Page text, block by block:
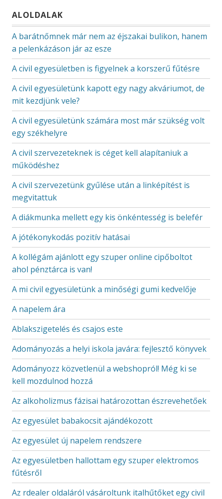
ALOLDALAK
A barátnőmnek már nem az éjszakai bulikon, hanem
a pelenkázáson jár az esze
A civil egyesületben is figyelnek a korszerű fűtésre
A civil egyesületünk kapott egy nagy akváriumot, de
mit kezdjünk vele?
A civil egyesületünk számára most már szükség volt
egy székhelyre
A civil szervezeteknek is céget kell alapítaniuk a
működéshez
A civil szervezetünk gyűlése után a linképítést is
megvitattuk
A diákmunka mellett egy kis önkéntesség is belefér
A jótékonykodás pozitív hatásai
A kollégám ajánlott egy szuper online cipőboltot
ahol pénztárca is van!
A mi civil egyesületünk a minőségi gumi kedvelője
A napelem ára
Ablakszigetelés és csajos este
Adományozás a helyi iskola javára: fejlesztő könyvek
Adományozz közvetlenül a webshopról! Még ki se
kell mozdulnod hozzá
Az alkoholizmus fázisai határozottan észrevehetőek
Az egyesület babakocsit ajándékozott
Az egyesület új napelem rendszere
Az egyesületben hallottam egy szuper elektromos
fűtésről
Az rdealer oldaláról vásároltunk italhűtőket egy civil